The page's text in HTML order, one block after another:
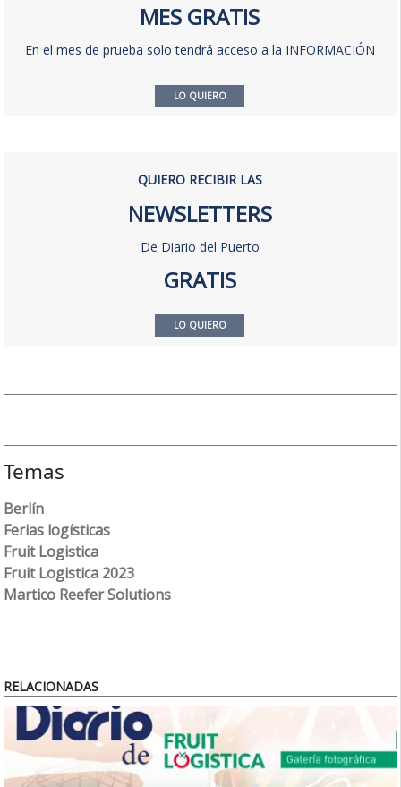
MES GRATIS
En el mes de prueba solo tendrá acceso a la INFORMACIÓN
LO QUIERO
QUIERO RECIBIR LAS
NEWSLETTERS
De Diario del Puerto
GRATIS
LO QUIERO
Temas
Berlín
Ferias logísticas
Fruit Logistica
Fruit Logistica 2023
Martico Reefer Solutions
RELACIONADAS